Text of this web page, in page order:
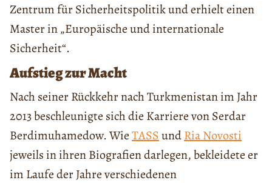
Zentrum für Sicherheitspolitik und erhielt einen
Master in „Europäische und internationale
Sicherheit“.
Aufstieg zur Macht
Nach seiner Rückkehr nach Turkmenistan im Jahr
2013 beschleunigte sich die Karriere von Serdar
Berdimuhamedow. WieTASSundRia Novosti
jeweils in ihren Biografien darlegen, bekleidete er
im Laufe der Jahre verschiedenen